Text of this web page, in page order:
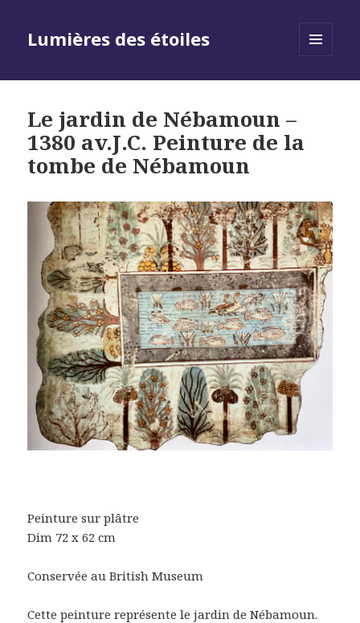
Lumières des étoiles
Le jardin de Nébamoun –
1380 av.J.C. Peinture de la
tombe de Nébamoun
Peinture sur plâtre
Dim 72 x 62 cm
Conservée au British Museum
Cette peinture représente le jardin de Nébamoun.